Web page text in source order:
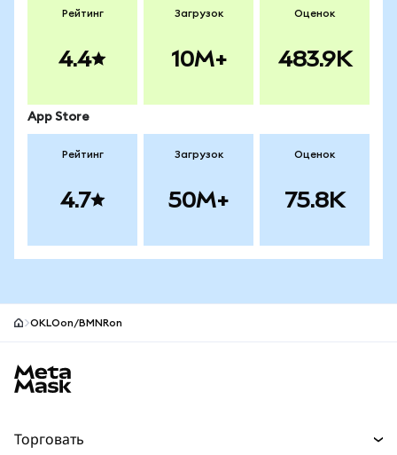
Рейтинг
4.4
Загрузок
10M+
Оценок
483.9K
App Store
Рейтинг
4.7
Загрузок
50M+
Оценок
75.8K
OKLOon/BMNRon
Торговать